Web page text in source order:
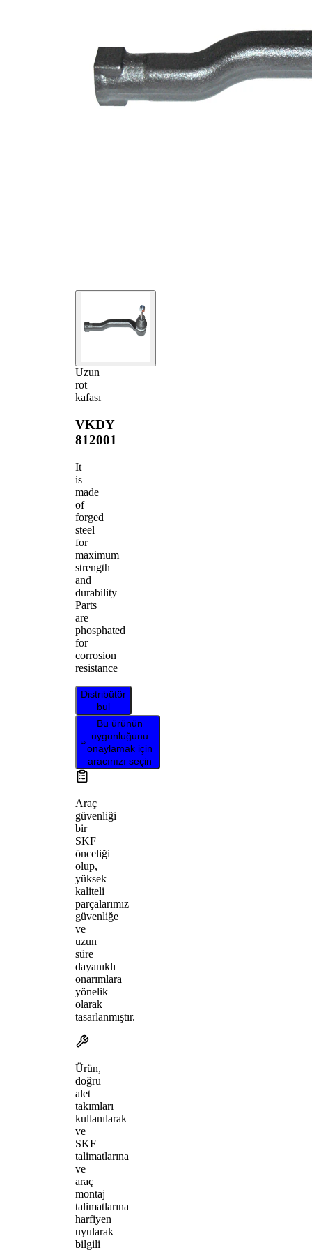
Uzun
rot
kafası
VKDY
812001
It
is
made
of
forged
steel
for
maximum
strength
and
durability
Parts
are
phosphated
for
corrosion
resistance
Distribütör
bul
Bu ürünün
uygunluğunu
onaylamak için
aracınızı seçin
Araç
güvenliği
bir
SKF
önceliği
olup,
yüksek
kaliteli
parçalarımız
güvenliğe
ve
uzun
süre
dayanıklı
onarımlara
yönelik
olarak
tasarlanmıştır.
Ürün,
doğru
alet
takımları
kullanılarak
ve
SKF
talimatlarına
ve
araç
montaj
talimatlarına
harfiyen
uyularak
bilgili